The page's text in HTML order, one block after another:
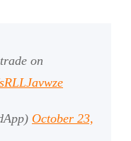
on
October 23,